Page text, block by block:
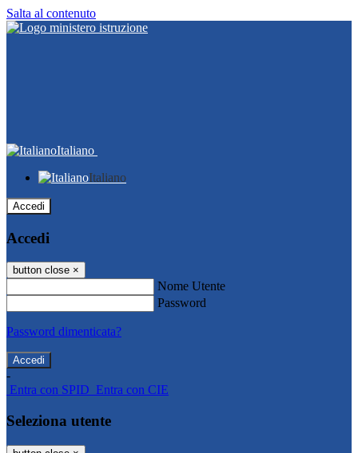
Salta al contenuto
Italiano
Italiano
Accedi
Accedi
button close ×
Nome Utente
Password
Password dimenticata?
-
Entra con SPID Entra con CIE
Seleziona utente